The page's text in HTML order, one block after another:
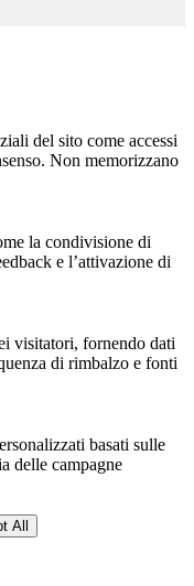
del sito come accessi
Non memorizzano
la condivisione di
e l’attivazione di
visitatori, fornendo dati
di rimbalzo e fonti
basati sulle
delle campagne
All